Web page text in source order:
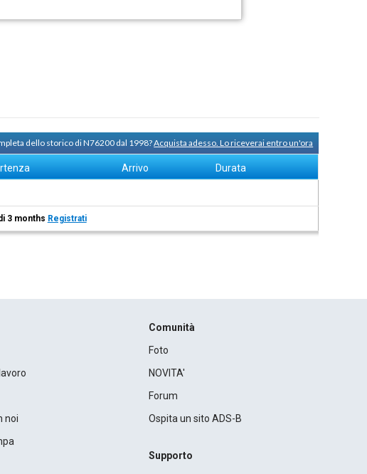
dello storico di N76200 dal 1998?Acquista adesso. Lo riceverai entro un'ora
Arrivo Durata
3 months Registrati
noi
Comunità
Foto
NOVITA'
Forum
Ospita un sito ADS-B
Supporto